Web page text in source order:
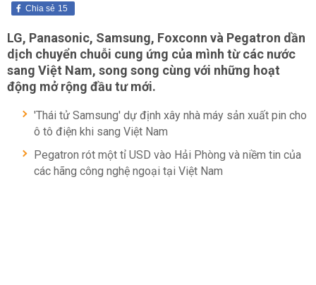
15
Chia sẻ
LG, Panasonic, Samsung, Foxconn và Pegatron dần
dịch chuyển chuỗi cung ứng của mình từ các nước
sang Việt Nam, song song cùng với những hoạt
động mở rộng đầu tư mới.
'Thái tử Samsung' dự định xây nhà máy sản xuất pin cho
ô tô điện khi sang Việt Nam
Pegatron rót một tỉ USD vào Hải Phòng và niềm tin của
các hãng công nghệ ngoại tại Việt Nam